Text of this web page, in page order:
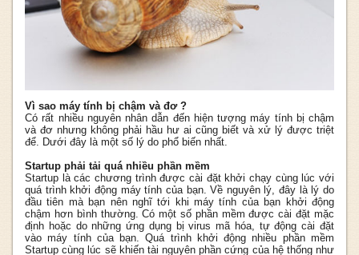
Vì sao máy tính bị chậm và đơ ?
Có rất nhiều nguyên nhân dẫn đến hiện tượng máy tính bị chậm
và đơ nhưng không phải hầu hư ai cũng biết và xử lý được triệt
để. Dưới đây là một số lý do phổ biến nhất.
Startup phải tải quá nhiều phần mềm
Startup là các chương trình được cài đặt khởi chạy cùng lúc với
quá trình khởi động máy tính của bạn. Về nguyên lý, đây là lý do
đầu tiên mà bạn nên nghĩ tới khi máy tính của bạn khởi động
chậm hơn bình thường. Có một số phần mềm được cài đặt mặc
định hoặc do những ứng dụng bị virus mã hóa, tự động cài đặt
vào máy tính của bạn. Quá trình khởi động nhiều phần mềm
Startup cùng lúc sẽ khiến tài nguyên phần cứng của hệ thống như